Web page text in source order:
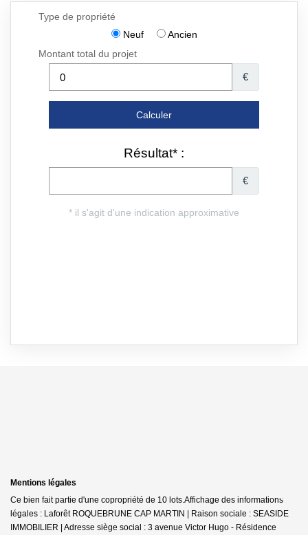
Mentions légales
Ce bien fait partie d'une copropriété de 10 lots.Affichage des informations
légales : Laforêt ROQUEBRUNE CAP MARTIN | Raison sociale : SEASIDE
IMMOBILIER | Adresse siège social : 3 avenue Victor Hugo - Résidence